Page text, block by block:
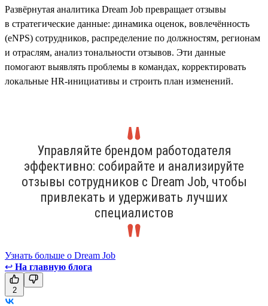
Развёрнутая аналитика Dream Job превращает отзывы
в стратегические данные: динамика оценок, вовлечённость
(eNPS) сотрудников, распределение по должностям, регионам
и отраслям, анализ тональности отзывов. Эти данные
помогают выявлять проблемы в командах, корректировать
локальные HR-инициативы и строить план изменений.
Управляйте брендом работодателя
эффективно: собирайте и анализируйте
отзывы сотрудников с Dream Job, чтобы
привлекать и удерживать лучших
специалистов
Узнать больше о Dream Job
↩ На главную блога
2